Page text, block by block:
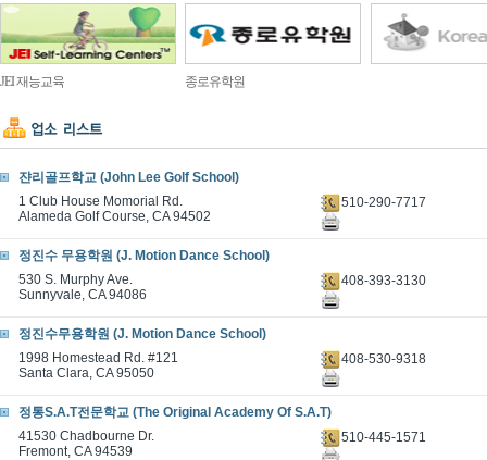
JEI 재능교육 종로유학원
쟌리골프학교 (John Lee Golf School)
1 Club House Momorial Rd.
Alameda Golf Course, CA 94502
510-290-7717
정진수 무용학원 (J. Motion Dance School)
530 S. Murphy Ave.
Sunnyvale, CA 94086
408-393-3130
정진수무용학원 (J. Motion Dance School)
1998 Homestead Rd. #121
Santa Clara, CA 95050
408-530-9318
정통S.A.T전문학교 (The Original Academy Of S.A.T)
41530 Chadbourne Dr.
Fremont, CA 94539
510-445-1571